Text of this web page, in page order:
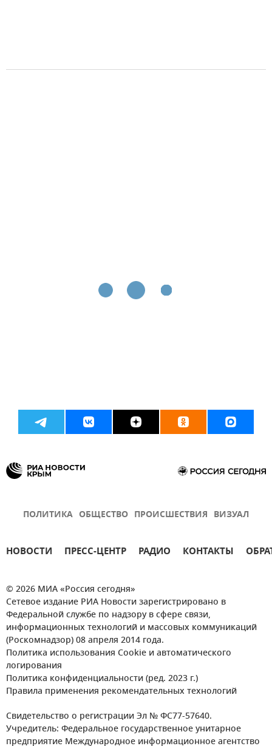
ПОЛИТИКА ОБЩЕСТВО ПРОИСШЕСТВИЯ ВИЗУАЛ
НОВОСТИ ПРЕСС-ЦЕНТР РАДИО КОНТАКТЫ
© 2026 МИА «Россия сегодня»
Сетевое издание РИА Новости зарегистрировано в
Федеральной службе по надзору в сфере связи,
информационных технологий и массовых коммуникаций
(Роскомнадзор) 08 апреля 2014 года.
Политика использования Cookie и автоматического
логирования
Политика конфиденциальности (ред. 2023 г.)
Правила применения рекомендательных технологий
Свидетельство о регистрации Эл № ФС77-57640.
Учредитель: Федеральное государственное унитарное
предприятие Международное информационное агентство